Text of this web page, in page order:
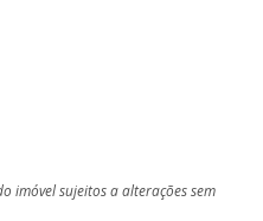
imóvel sujeitos a alterações sem